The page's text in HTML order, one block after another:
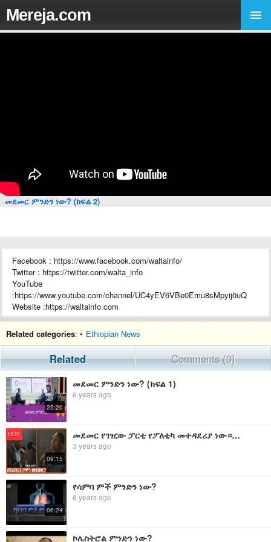
Mereja.com
መደመር ምንድን ነው? (ክፍል 2)
Facebook : https://www.facebook.com/waltainfo/
Twitter : https://twitter.com/walta_info
YouTube
:https://www.youtube.com/channel/UC4yEV6VBe0Emu8sMpyij0uQ
Website :https://waltainfo.com
#WaltaTV
Related categories: • Ethiopian News
Related Comments (0)
25:20
መደመር ምንድን ነው? (ክፍል 1)
6 years ago
HOT
09:15
መደመር የገዢው ፓርቲ የፖለቲካ መተዳደሪያ ነው። መደመር የፖለቲካ ርዕዮት ይሁን ደረቅ መፈክር እስካሁን መግባባት ላይ አልተደረሰም።
3 years ago
06:24
የሳምባ ምች ምንድን ነው?
6 years ago
ኮሌስትሮል ምንድን ነው?